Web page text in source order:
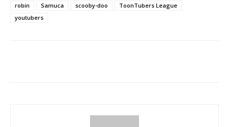
robin
Samuca scooby-doo
ToonTubers League
youtubers